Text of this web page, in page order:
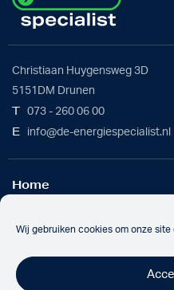
Wij gebruiken cookies om onze site
Christiaan Huygensweg 3D
5151DM Drunen
T 073 - 260 06 00
E info@de-energiespecialist.nl
Home
Batterijoplossing
Nieuws